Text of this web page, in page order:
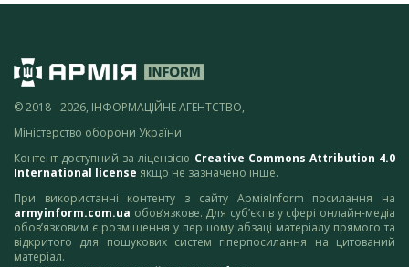
© 2018 - 2026, ІНФОРМАЦІЙНЕ АГЕНТСТВО,
Міністерство оборони України
Контент доступний за ліцензією Creative Commons Attribution 4.0
International license якщо не зазначено інше.
При використанні контенту з сайту АрміяInform посилання на
armyinform.com.ua обов’язкове. Для суб’єктів у сфері онлайн-медіа
обов’язковим є розміщення у першому абзаці матеріалу прямого та
відкритого для пошукових систем гіперпосилання на цитований
матеріал.